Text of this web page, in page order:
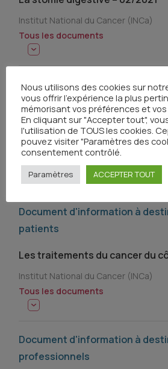
Institut National du Cancer (INCa)
Tous les documents
Document d'information à
patients
Les traitements des cancers du
Institut National du Cancer (INCa)
Tous les documents
Document d'information à
patients
Les traitements du cancer du
Institut National du Cancer (INCa)
Tous les documents
Document d'information à
professionnels
Nous utilisons des cookies sur
vous offrir l'expérience la plus
mémorisant vos préférences et
En cliquant sur "Accepter tout",
l'utilisation de TOUS les cookies.
pouvez visiter "Paramètres des
consentement contrôlé.
Paramètres ACCEPTER TOUT